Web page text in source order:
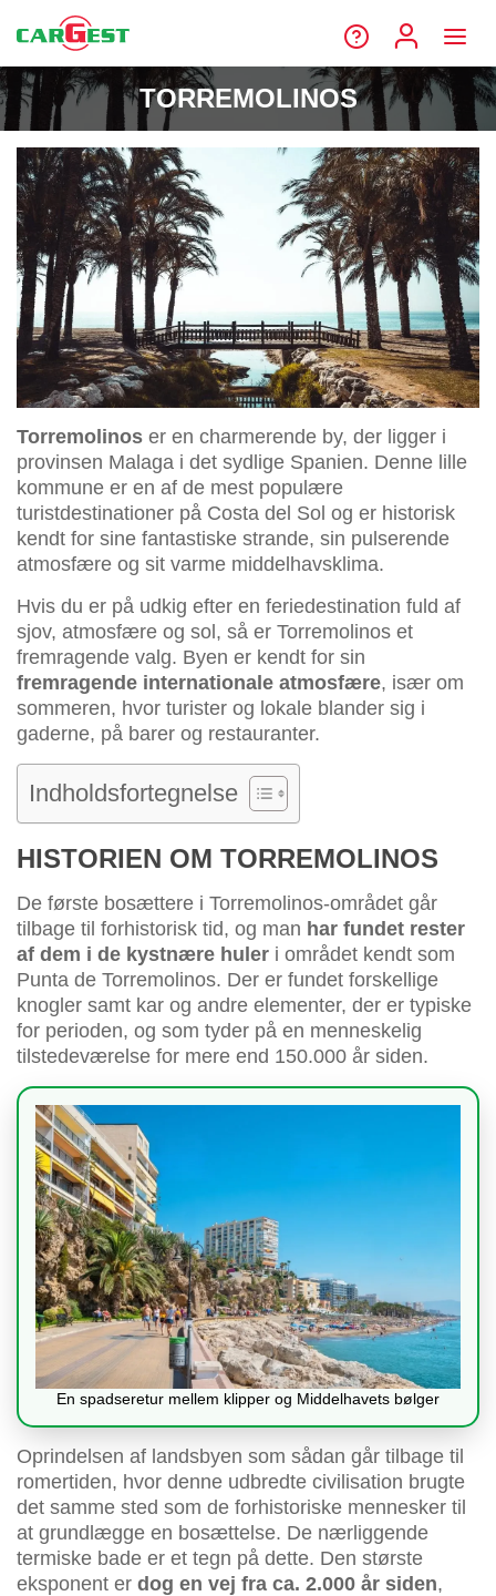
TORREMOLINOS
Torremolinos er en charmerende by, der ligger i
provinsen Malaga i det sydlige Spanien. Denne lille
kommune er en af de mest populære
turistdestinationer på Costa del Sol og er historisk
kendt for sine fantastiske strande, sin pulserende
atmosfære og sit varme middelhavsklima.
Hvis du er på udkig efter en feriedestination fuld af
sjov, atmosfære og sol, så er Torremolinos et
fremragende valg. Byen er kendt for sin
fremragende internationale atmosfære, især om
sommeren, hvor turister og lokale blander sig i
gaderne, på barer og restauranter.
Indholdsfortegnelse
HISTORIEN OM TORREMOLINOS
De første bosættere i Torremolinos-området går
tilbage til forhistorisk tid, og man har fundet rester
af dem i de kystnære huler i området kendt som
Punta de Torremolinos. Der er fundet forskellige
knogler samt kar og andre elementer, der er typiske
for perioden, og som tyder på en menneskelig
tilstedeværelse for mere end 150.000 år siden.
En spadseretur mellem klipper og Middelhavets bølger
Oprindelsen af landsbyen som sådan går tilbage til
romertiden, hvor denne udbredte civilisation brugte
det samme sted som de forhistoriske mennesker til
at grundlægge en bosættelse. De nærliggende
termiske bade er et tegn på dette. Den største
eksponent er dog en vej fra ca. 2.000 år siden,